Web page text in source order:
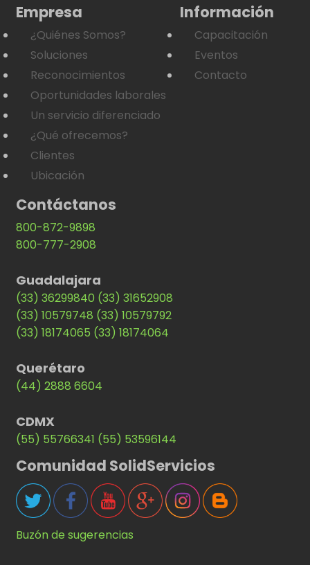
Empresa
¿Quiénes Somos?
Soluciones
Reconocimientos
Oportunidades laborales
Un servicio diferenciado
¿Qué ofrecemos?
Clientes
Ubicación
Información
Capacitación
Eventos
Contacto
Contáctanos
800-872-9898
800-777-2908
Guadalajara
(33) 36299840 (33) 31652908
(33) 10579748 (33) 10579792
(33) 18174065 (33) 18174064
Querétaro
(44) 2888 6604
CDMX
(55) 55766341 (55) 53596144
Comunidad SolidServicios
Buzón de sugerencias